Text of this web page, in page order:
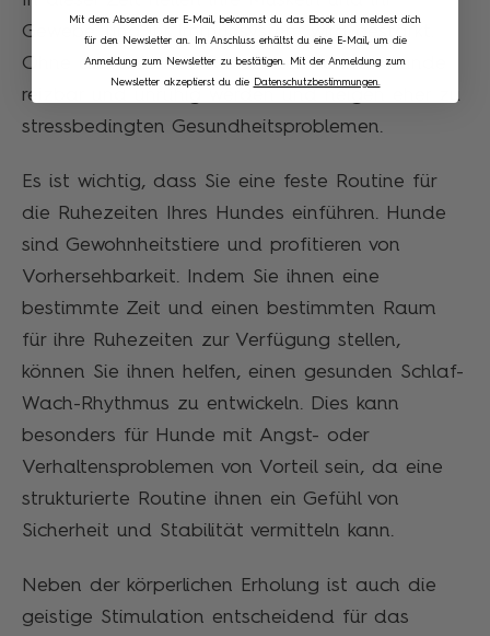
Gewebe, und ihr Immunsystem wird gestärkt.
Ohne ausreichende Ruhezeiten können Hunde
reizbar und unruhig werden und neigen eher zu
stressbedingten Gesundheitsproblemen.
Es ist wichtig, dass Sie eine feste Routine für
die Ruhezeiten Ihres Hundes einführen. Hunde
sind Gewohnheitstiere und profitieren von
Vorhersehbarkeit. Indem Sie ihnen eine
bestimmte Zeit und einen bestimmten Raum
für ihre Ruhezeiten zur Verfügung stellen,
können Sie ihnen helfen, einen gesunden Schlaf-
Wach-Rhythmus zu entwickeln. Dies kann
besonders für Hunde mit Angst- oder
Verhaltensproblemen von Vorteil sein, da eine
strukturierte Routine ihnen ein Gefühl von
Sicherheit und Stabilität vermitteln kann.
Neben der körperlichen Erholung ist auch die
geistige Stimulation entscheidend für das
Mit dem Absenden der E-Mail, bekommst du das Ebook und meldest dich
für den Newsletter an. Im Anschluss erhältst du eine E-Mail, um die
Anmeldung zum Newsletter zu bestätigen. Mit der Anmeldung zum
Newsletter akzeptierst du die Datenschutzbestimmungen.